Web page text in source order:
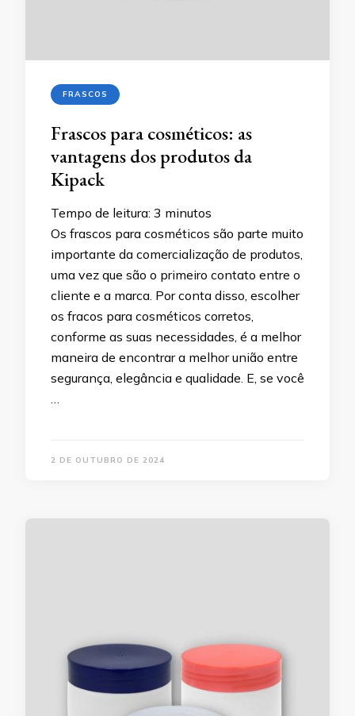
FRASCOS
Frascos para cosméticos: as
vantagens dos produtos da
Kipack
Tempo de leitura: 3 minutos
Os frascos para cosméticos são parte muito
importante da comercialização de produtos,
uma vez que são o primeiro contato entre o
cliente e a marca. Por conta disso, escolher
os fracos para cosméticos corretos,
conforme as suas necessidades, é a melhor
maneira de encontrar a melhor união entre
segurança, elegância e qualidade. E, se você
…
2 DE OUTUBRO DE 2024